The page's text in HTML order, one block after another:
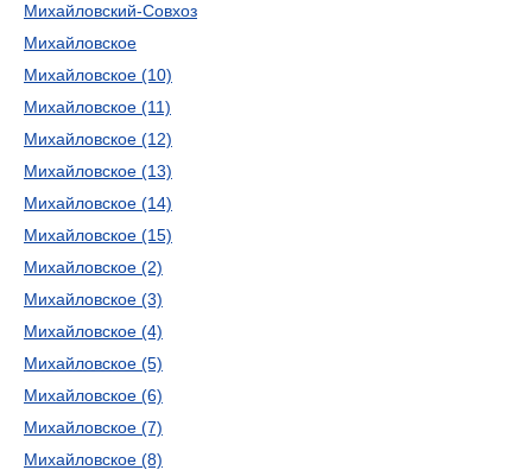
Михайловский-Совхоз
Михайловское
Михайловское (10)
Михайловское (11)
Михайловское (12)
Михайловское (13)
Михайловское (14)
Михайловское (15)
Михайловское (2)
Михайловское (3)
Михайловское (4)
Михайловское (5)
Михайловское (6)
Михайловское (7)
Михайловское (8)